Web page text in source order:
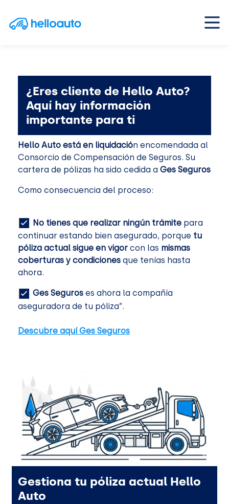
Saltar al contenido
Navegación principal
¿Eres cliente de Hello Auto?
Aquí hay información
importante para ti
Hello Auto está en liquidación encomendada al
Consorcio de Compensación de Seguros. Su
cartera de pólizas ha sido cedida a Ges Seguros
Como consecuencia del proceso:
No tienes que realizar ningún trámite para
continuar estando bien asegurado, porque tu
póliza actual sigue en vigor con las mismas
coberturas y condiciones que tenías hasta
ahora.
Ges Seguros es ahora la compañía
aseguradora de tu póliza”.
Descubre aquí Ges Seguros
Gestiona tu póliza actual Hello
Auto